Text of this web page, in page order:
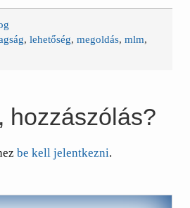
,lehetőség,megoldás,mlm,
hozzászólás?
be kell jelentkezni.